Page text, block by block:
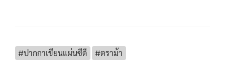
#ปากกาเขียนแผ่นซีดี #ตราม้า